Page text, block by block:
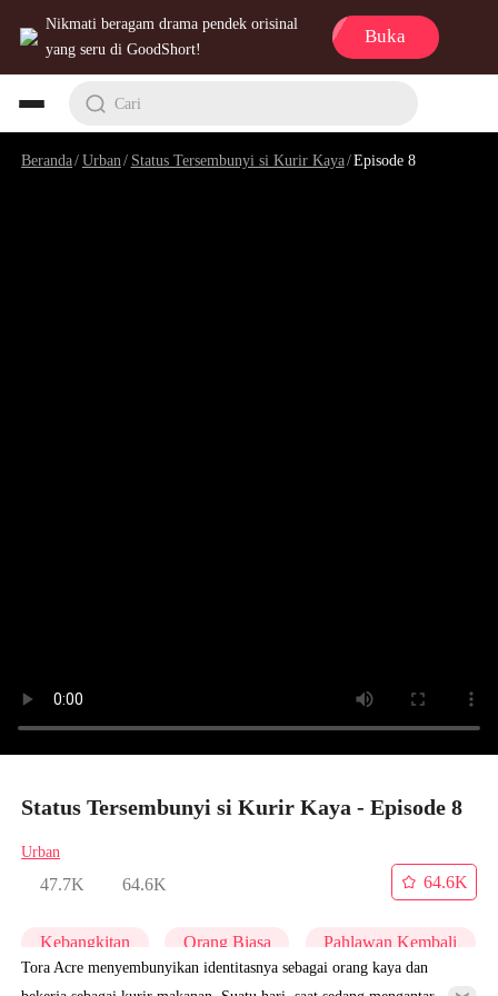
Nikmati beragam drama pendek orisinal
yang seru di GoodShort!
Buka
Cari
Beranda/Urban / Status Tersembunyi si Kurir Kaya/Episode 8
Status Tersembunyi si Kurir Kaya - Episode 8
Urban
47.7K 64.6K
64.6K
Kebangkitan Orang Biasa Pahlawan Kembali
Tora Acre menyembunyikan identitasnya sebagai orang kaya dan